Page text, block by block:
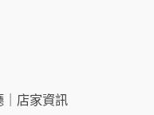
店家資訊